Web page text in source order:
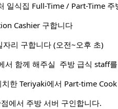
일식집 Full-Time / Part-Time 주
Cashier 구합니다
자리 구합니다 (오전~오후 초)
서 함께 해주실 주방 급식 staff
치한 Teriyaki에서 Part-time
에서 주방 서버 구인합니다.